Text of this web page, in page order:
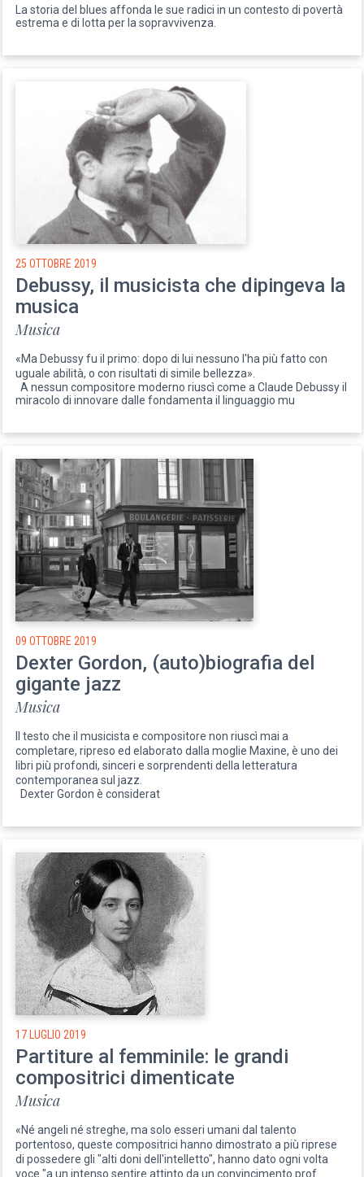
La storia del blues affonda le sue radici in un contesto di povertà
estrema e di lotta per la sopravvivenza.
25 OTTOBRE 2019
Debussy, il musicista che dipingeva la
musica
Musica
«Ma Debussy fu il primo: dopo di lui nessuno l'ha più fatto con
uguale abilità, o con risultati di simile bellezza».
A nessun compositore moderno riuscì come a Claude Debussy il
miracolo di innovare dalle fondamenta il linguaggio mu
09 OTTOBRE 2019
Dexter Gordon, (auto)biografia del
gigante jazz
Musica
Il testo che il musicista e compositore non riuscì mai a
completare, ripreso ed elaborato dalla moglie Maxine, è uno dei
libri più profondi, sinceri e sorprendenti della letteratura
contemporanea sul jazz.
Dexter Gordon è considerat
17 LUGLIO 2019
Partiture al femminile: le grandi
compositrici dimenticate
Musica
«Né angeli né streghe, ma solo esseri umani dal talento
portentoso, queste compositrici hanno dimostrato a più riprese
di possedere gli "alti doni dell'intelletto", hanno dato ogni volta
voce "a un intenso sentire attinto da un convincimento prof